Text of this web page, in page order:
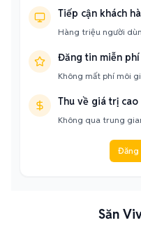
Tiếp cận khách
Hàng triệu người
Đăng tin miễn phí
Không mất phí môi
Thu về giá trị cao
Không qua trung
Đăng
Săn